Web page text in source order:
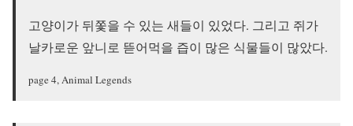
고양이가 뒤쫓을 수 있는 새들이 있었다. 그리고 쥐가
날카로운 앞니로 뜯어먹을 즙이 많은 식물들이 많았다.
page 4, Animal Legends